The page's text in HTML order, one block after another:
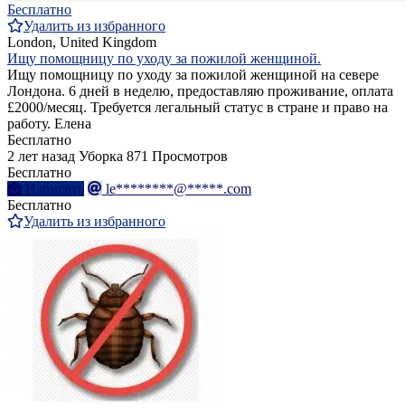
Бесплатно
Удалить из избранного
London, United Kingdom
Ищу помощницу по уходу за пожилой женщиной.
Ищу помощницу по уходу за пожилой женщиной на севере
Лондона. 6 дней в неделю, предоставляю проживание, оплата
£2000/месяц. Требуется легальный статус в стране и право на
работу. Елена
Бесплатно
2 лет назад Уборка 871 Просмотров
Бесплатно
Написать
le********@*****.com
Бесплатно
Удалить из избранного